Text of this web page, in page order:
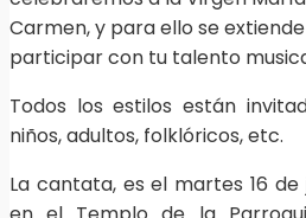
Carmen, y para ello se
participar con tu talento
Todos los estilos están
niños, adultos, folklóricos, etc.
La cantata, es el martes 16 de